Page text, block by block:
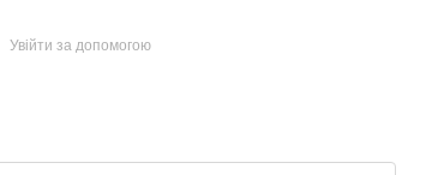
Увійти за допомогою